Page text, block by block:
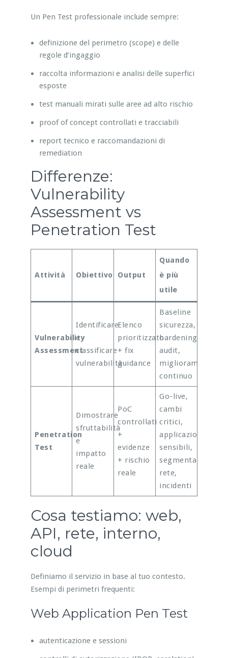
Un Pen Test professionale include sempre:
definizione del perimetro (scope) e delle
regole d’ingaggio
raccolta informazioni e analisi delle superfici
esposte
test manuali mirati sulle aree ad alto rischio
proof of concept controllati e tracciabili
report tecnico e raccomandazioni di
remediation
Differenze:
Vulnerability
Assessment vs
Penetration Test
Attività Obiettivo Output
Quando
è più
utile
Vulnerability
Assessment
Identificare
e
classificare
vulnerabilità
Elenco
prioritizzato
+ fix
guidance
Baseline
sicurezza,
hardening,
audit,
miglioramento
continuo
Penetration
Test
Dimostrare
sfruttabilità
e
impatto
reale
PoC
controllati
+
evidenze
+ rischio
reale
Go-live,
cambi
critici,
applicazioni
sensibili,
segmentazione
rete,
incidenti
Cosa testiamo: web,
API, rete, interno,
cloud
Definiamo il servizio in base al tuo contesto.
Esempi di perimetri frequenti:
Web Application Pen Test
autenticazione e sessioni